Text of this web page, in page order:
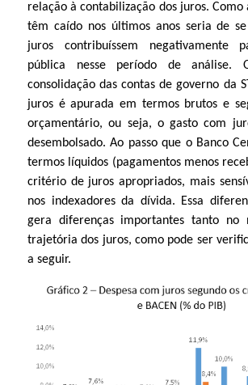
relação à contabilização dos juros. Como
têm caído nos últimos anos seria de
juros contribuíssem negativamente
pública nesse período de análise.
consolidação das contas de governo da
juros é apurada em termos brutos e
orçamentário, ou seja, o gasto com
desembolsado. Ao passo que o Banco
termos líquidos (pagamentos menos
critério de juros apropriados, mais
nos indexadores da dívida. Essa
gera diferenças importantes tanto no
trajetória dos juros, como pode ser
a seguir.